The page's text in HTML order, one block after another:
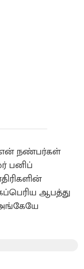
நண்பர்கள்
பனிப்
ஆபத்து
அங்கேயே